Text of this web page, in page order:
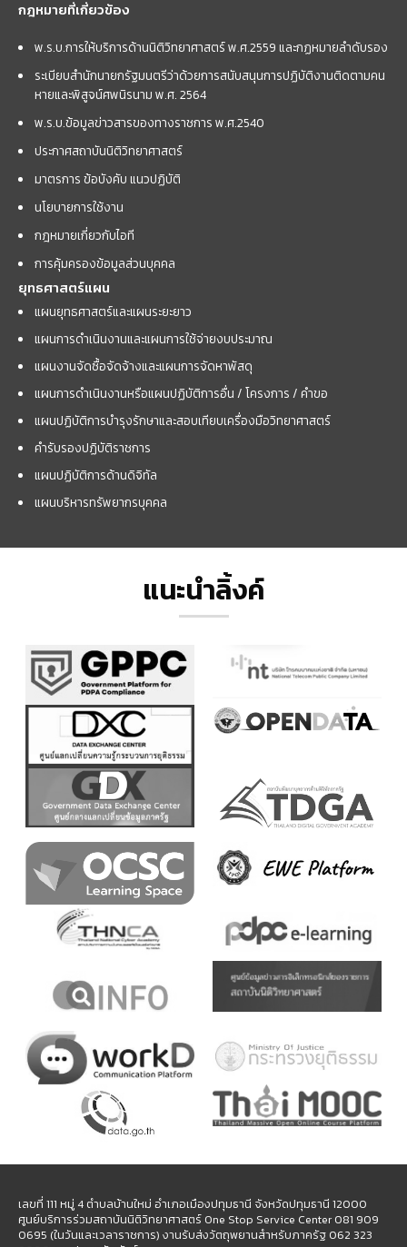
กฎหมายที่เกี่ยวข้อง
พ.ร.บ.การให้บริการด้านนิติวิทยาศาสตร์ พ.ศ.2559 และกฏหมายลำดับรอง
ระเบียบสำนักนายกรัฐมนตรีว่าด้วยการสนับสนุนการปฏิบัติงานติดตามคน
หายและพิสูจน์ศพนิรนาม พ.ศ. 2564
พ.ร.บ.ข้อมูลข่าวสารของทางราชการ พ.ศ.2540
ประกาศสถาบันนิติวิทยาศาสตร์
มาตรการ ข้อบังคับ แนวปฏิบัติ
นโยบายการใช้งาน
กฎหมายเกี่ยวกับไอที
การคุ้มครองข้อมูลส่วนบุคคล
ยุทธศาสตร์แผน
แผนยุทธศาสตร์และแผนระยะยาว
แผนการดำเนินงานและแผนการใช้จ่ายงบประมาณ
แผนงานจัดซื้อจัดจ้างและแผนการจัดหาพัสดุ
แผนการดำเนินงานหรือแผนปฏิบัติการอื่น / โครงการ / คำขอ
แผนปฏิบัติการบำรุงรักษาและสอบเทียบเครื่องมือวิทยาศาสตร์
คำรับรองปฏิบัติราชการ
แผนปฏิบัติการด้านดิจิทัล
แผนบริหารทรัพยากรบุคคล
แนะนำลิ้งค์
เลขที่ 111 หมู่ 4 ตำบลบ้านใหม่ อำเภอเมืองปทุมธานี จังหวัดปทุมธานี 12000
ศูนย์บริการร่วมสถาบันนิติวิทยาศาสตร์ One Stop Service Center 081 909
0695 (ในวันและเวลาราชการ) งานรับส่งวัตถุพยานสำหรับภาครัฐ 062 323